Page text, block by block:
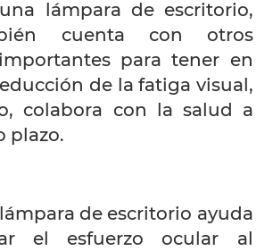
lámpara de escritorio,
cuenta con otros
para tener en
de la fatiga visual,
colabora con la salud a
plazo.
de escritorio ayuda
el esfuerzo ocular al